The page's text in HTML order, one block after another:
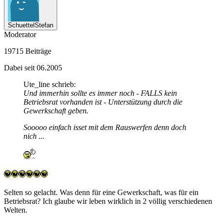
SchuettelStefan
Moderator
19715 Beiträge
Dabei seit 06.2005
Ute_line schrieb:
Und immerhin sollte es immer noch - FALLS kein
Betriebsrat vorhanden ist - Unterstützung durch die
Gewerkschaft geben.
Sooooo einfach isset mit dem Rauswerfen denn doch
nich ...
Selten so gelacht. Was denn für eine Gewerkschaft, was für ein
Betriebsrat? Ich glaube wir leben wirklich in 2 völlig verschiedenen
Welten.